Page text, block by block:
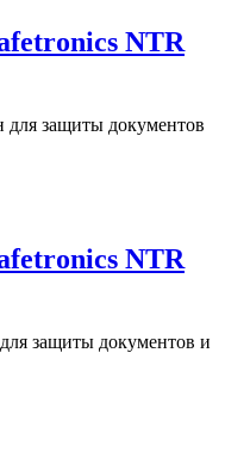
NTR
для защиты документов
NTR
защиты документов и